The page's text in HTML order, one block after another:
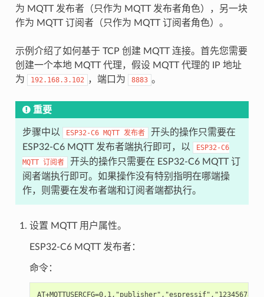
为 MQTT 发布者（只作为 MQTT 发布者角色），另一块
作为 MQTT 订阅者（只作为 MQTT 订阅者角色）。
示例介绍了如何基于 TCP 创建 MQTT 连接。首先您需要
创建一个本地 MQTT 代理，假设 MQTT 代理的 IP 地址
为
192.168.3.102 ，端口为 8883 。
重要
步骤中以 ESP32-C6 MQTT 发布者
开头的操作只需要在
ESP32-C6 MQTT 发布者端执行即可，以
ESP32-C6
MQTT 订阅者
开头的操作只需要在 ESP32-C6 MQTT 订
阅者端执行即可。如果操作没有特别指明在哪端操
作，则需要在发布者端和订阅者端都执行。
设置 MQTT 用户属性。
ESP32-C6 MQTT 发布者：
命令：